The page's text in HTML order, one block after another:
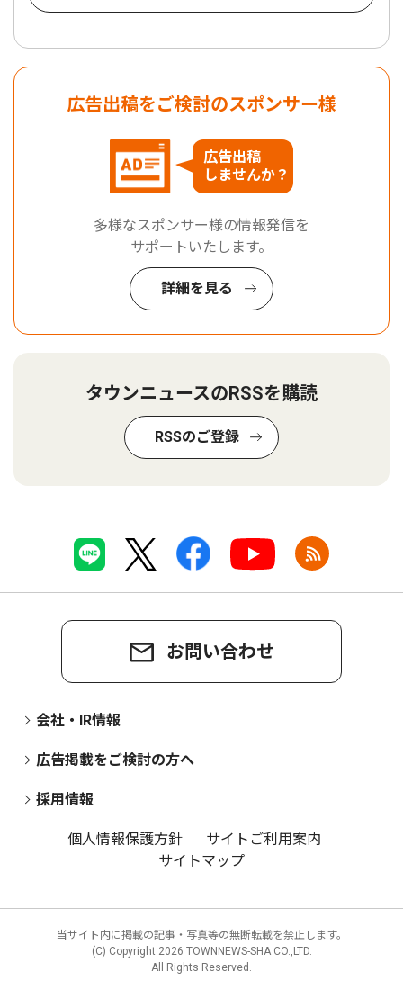
広告出稿をご検討のスポンサー様
広告出稿
しませんか？
多様なスポンサー様の情報発信を
サポートいたします。
詳細を見る
タウンニュースのRSSを購読
RSSのご登録
お問い合わせ
会社・IR情報
広告掲載をご検討の方へ
採用情報
個人情報保護方針
サイトご利用案内
サイトマップ
当サイト内に掲載の記事・写真等の無断転載を禁止します。
(C) Copyright 2026 TOWNNEWS-SHA CO.,LTD.
All Rights Reserved.